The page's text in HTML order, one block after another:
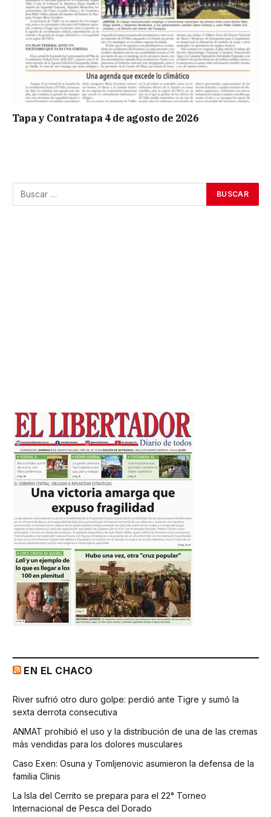
Tapa y Contratapa 4 de agosto de 2026
EN EL CHACO
River sufrió otro duro golpe: perdió ante Tigre y sumó la
sexta derrota consecutiva
ANMAT prohibió el uso y la distribución de una de las cremas
más vendidas para los dolores musculares
Caso Exen: Osuna y Tomljenovic asumieron la defensa de la
familia Clinis
La Isla del Cerrito se prepara para el 22° Torneo
Internacional de Pesca del Dorado